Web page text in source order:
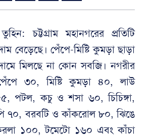
চট্টগ্রাম মহানগরের প্রতিটি
বেড়েছে। পেঁপে-মিষ্টি কুমড়া ছাড়া
মিলছে না কোন সবজি। নগরীর
৩০, মিষ্টি কুমড়া ৪০, লাউ
পটল, কচু ও শসা ৬০, চিচিঙ্গা,
৭০, বরবটি ও কাঁকরোল ৮০, ঝিঙে
১০০, টমেটো ১৬০ এবং কাঁচা